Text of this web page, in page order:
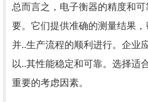
总而言之，电子衡器的精度和
要。它们提供准确的测量结果，
并..生产流程的顺利进行。企业
以..其性能稳定和可靠。选择适
重要的考虑因素。